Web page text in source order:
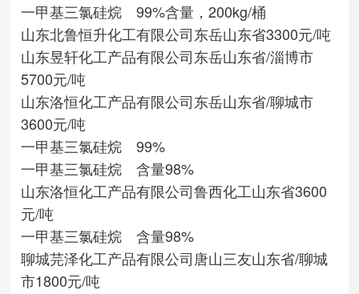
一甲基三氯硅烷 99%含量，200kg/桶
山东北鲁恒升化工有限公司东岳山东省3300元/吨
山东昱轩化工产品有限公司东岳山东省/淄博市
5700元/吨
山东洛恒化工产品有限公司东岳山东省/聊城市
3600元/吨
一甲基三氯硅烷 99%
一甲基三氯硅烷 含量98%
山东洛恒化工产品有限公司鲁西化工山东省3600
元/吨
一甲基三氯硅烷 含量98%
聊城芫泽化工产品有限公司唐山三友山东省/聊城
市1800元/吨